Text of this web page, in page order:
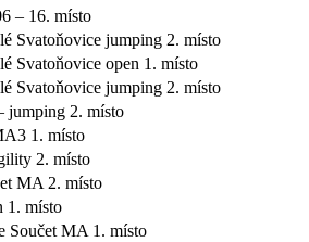
– 16. místo
Svatoňovice jumping 2. místo
Svatoňovice open 1. místo
Svatoňovice jumping 2. místo
jumping 2. místo
1. místo
2. místo
MA 2. místo
1. místo
Součet MA 1. místo